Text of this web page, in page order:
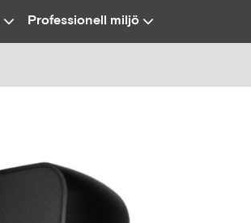
Professionell miljö